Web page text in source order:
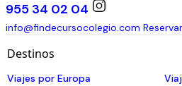
955 34 02 04
info@findecursocolegio.com
Destinos
Viajes por Europa